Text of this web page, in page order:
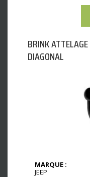
BRINK
DIAGONAL
MARQUE :
JEEP